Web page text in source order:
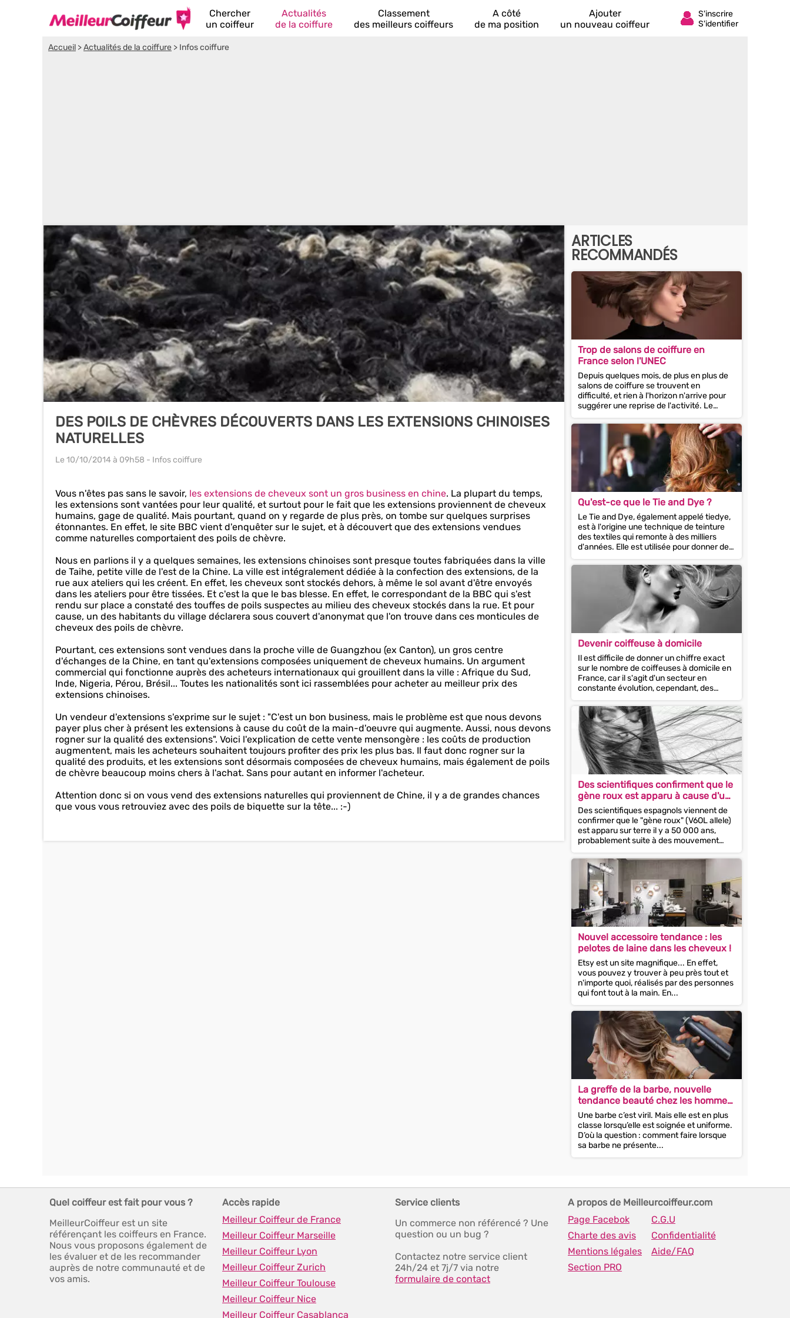
Chercher
un coiffeur
Actualités
de la coiffure
Classement
des meilleurs coiffeurs
A côté
de ma position
Ajouter
un nouveau coiffeur
Accueil >Actualités de la coiffure > Infos coiffure
DES POILS DE CHÈVRES DÉCOUVERTS DANS LES EXTENSIONS CHINOISES
NATURELLES
Le 10/10/2014 à 09h58 - Infos coiffure
Vous n'êtes pas sans le savoir, les extensions de cheveux sont un gros business en chine. La plupart du temps,
les extensions sont vantées pour leur qualité, et surtout pour le fait que les extensions proviennent de cheveux
humains, gage de qualité. Mais pourtant, quand on y regarde de plus près, on tombe sur quelques surprises
étonnantes. En effet, le site BBC vient d'enquêter sur le sujet, et à découvert que des extensions vendues
comme naturelles comportaient des poils de chèvre.
Nous en parlions il y a quelques semaines, les extensions chinoises sont presque toutes fabriquées dans la ville
de Taihe, petite ville de l'est de la Chine. La ville est intégralement dédiée à la confection des extensions, de la
rue aux ateliers qui les créent. En effet, les cheveux sont stockés dehors, à même le sol avant d'être envoyés
dans les ateliers pour être tissées. Et c'est la que le bas blesse. En effet, le correspondant de la BBC qui s'est
rendu sur place a constaté des touffes de poils suspectes au milieu des cheveux stockés dans la rue. Et pour
cause, un des habitants du village déclarera sous couvert d'anonymat que l'on trouve dans ces monticules de
cheveux des poils de chèvre.
Pourtant, ces extensions sont vendues dans la proche ville de Guangzhou (ex Canton), un gros centre
d'échanges de la Chine, en tant qu'extensions composées uniquement de cheveux humains. Un argument
commercial qui fonctionne auprès des acheteurs internationaux qui grouillent dans la ville : Afrique du Sud,
Inde, Nigeria, Pérou, Brésil... Toutes les nationalités sont ici rassemblées pour acheter au meilleur prix des
extensions chinoises.
Un vendeur d'extensions s'exprime sur le sujet : "C'est un bon business, mais le problème est que nous devons
payer plus cher à présent les extensions à cause du coût de la main-d'oeuvre qui augmente. Aussi, nous devons
rogner sur la qualité des extensions". Voici l'explication de cette vente mensongère : les coûts de production
augmentent, mais les acheteurs souhaitent toujours profiter des prix les plus bas. Il faut donc rogner sur la
qualité des produits, et les extensions sont désormais composées de cheveux humains, mais également de poils
de chèvre beaucoup moins chers à l'achat. Sans pour autant en informer l'acheteur.
Attention donc si on vous vend des extensions naturelles qui proviennent de Chine, il y a de grandes chances
que vous vous retrouviez avec des poils de biquette sur la tête... :-)
ARTICLES
RECOMMANDÉS
Trop de salons de coiffure en
France selon l'UNEC
Depuis quelques mois, de plus en plus de
salons de coiffure se trouvent en
difficulté, et rien à l'horizon n'arrive pour
suggérer une reprise de l'activité. Le
chiffre d'affaire ne cesse de...
Qu'est-ce que le Tie and Dye ?
Le Tie and Dye, également appelé tiedye,
est à l'origine une technique de teinture
des textiles qui remonte à des milliers
d'années. Elle est utilisée pour donner des
motifs intéressants et...
Devenir coiffeuse à domicile
Il est difficile de donner un chiffre exact
sur le nombre de coiffeuses à domicile en
France, car il s'agit d'un secteur en
constante évolution, cependant, des
milliers de personnes exercent cette...
Des scientifiques confirment que le
gène roux est apparu à cause d'un
manque de soleil
Des scientifiques espagnols viennent de
confirmer que le "gène roux" (V6OL allele)
est apparu sur terre il y a 50 000 ans,
probablement suite à des mouvement
migratoires...
Nouvel accessoire tendance : les
pelotes de laine dans les cheveux !
Etsy est un site magnifique... En effet,
vous pouvez y trouver à peu près tout et
n'importe quoi, réalisés par des personnes
qui font tout à la main. En...
La greffe de la barbe, nouvelle
tendance beauté chez les hommes
?
Une barbe c’est viril. Mais elle est en plus
classe lorsqu’elle est soignée et uniforme.
D’où la question : comment faire lorsque
sa barbe ne présente...
Quel coiffeur est fait pour vous ?
MeilleurCoiffeur est un site
référençant les coiffeurs en France.
Nous vous proposons également de
les évaluer et de les recommander
auprès de notre communauté et de
vos amis.
Accès rapide
Meilleur Coiffeur de France
Meilleur Coiffeur Marseille
Meilleur Coiffeur Lyon
Meilleur Coiffeur Zurich
Meilleur Coiffeur Toulouse
Meilleur Coiffeur Nice
Meilleur Coiffeur Casablanca
Service clients
Un commerce non référencé ? Une
question ou un bug ?
Contactez notre service client
24h/24 et 7j/7 via notre
formulaire de contact
A propos de Meilleurcoiffeur.com
Page Facebok
C.G.U
Charte des avis
Confidentialité
Mentions légales
Aide/FAQ
Section PRO